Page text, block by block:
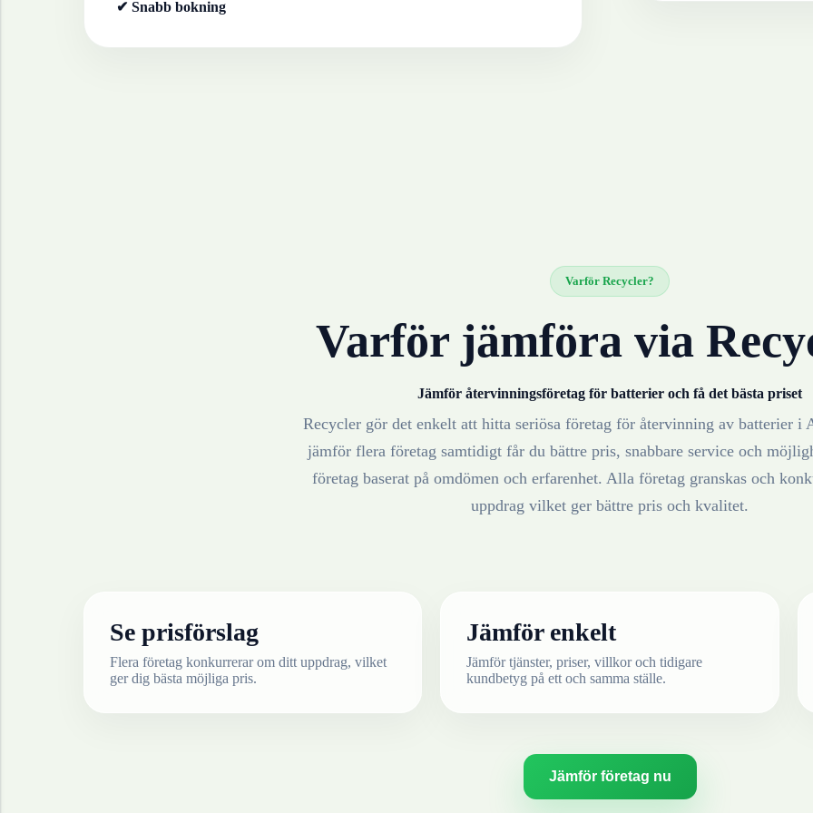
✔ Snabb bokning
Varför Recycler?
Varför jämföra via
Jämför återvinningsföretag för batterier och få det bästa priset
Recycler gör det enkelt att hitta seriösa företag för återvinning av batterier i
jämför flera företag samtidigt får du bättre pris, snabbare service och
företag baserat på omdömen och erfarenhet. Alla företag granskas och
uppdrag vilket ger bättre pris och kvalitet.
Se prisförslag
Flera företag konkurrerar om ditt uppdrag, vilket
ger dig bästa möjliga pris.
Jämför enkelt
Jämför tjänster, priser, villkor och tidigare
kundbetyg på ett och samma ställe.
Jämför företag nu